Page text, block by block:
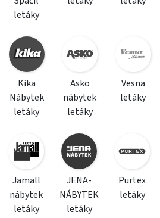
letáky
Kika
Nábytek
letáky
Asko
nábytek
letáky
Vesna
letáky
Jamall
nábytek
letáky
JENA-
NÁBYTEK
letáky
Purtex
letáky